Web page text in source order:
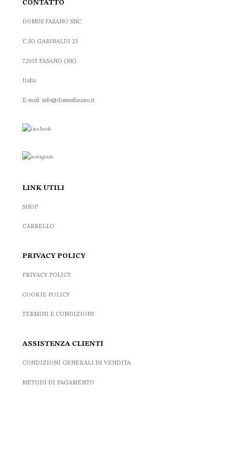
CONTATTO
DOMUS FASANO SNC
C.SO GARIBALDI 23
72015 FASANO (BR)
Italia
E-mail: info@domusfasano.it
LINK UTILI
SHOP
CARRELLO
PRIVACY POLICY
PRIVACY POLICY
COOKIE POLICY
TERMINI E CONDIZIONI
ASSISTENZA CLIENTI
CONDIZIONI GENERALI DI VENDITA
METODI DI PAGAMENTO